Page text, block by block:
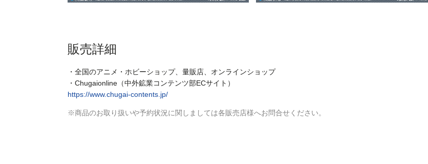
販売詳細
・全国のアニメ・ホビーショップ、量販店、オンラインショップ
・Chugaionline（中外鉱業コンテンツ部ECサイト）
https://www.chugai-contents.jp/
※商品のお取り扱いや予約状況に関しましては各販売店様へお問合せください。